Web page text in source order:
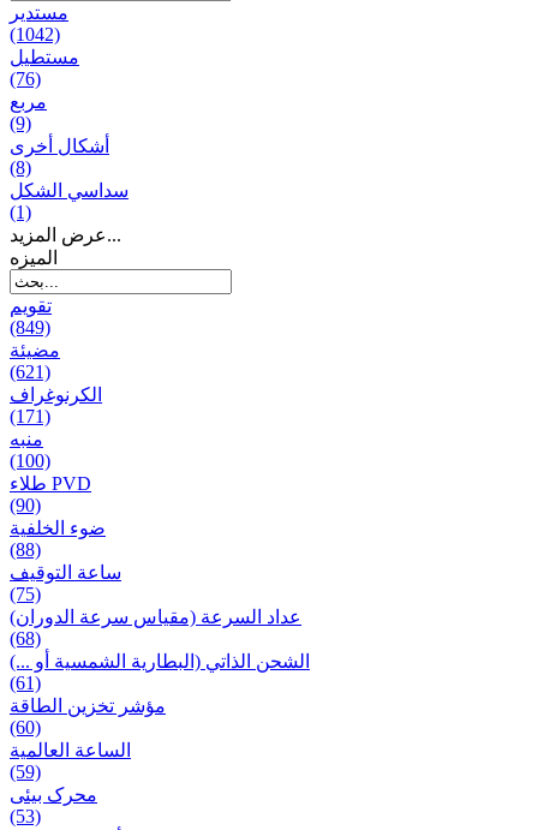
مستدير
(1042)
مستطيل
(76)
مربع
(9)
أشكال أخرى
(8)
سداسي الشكل
(1)
عرض المزيد...
المیزه
تقويم
(849)
مضيئة
(621)
الكرنوغراف
(171)
منبه
(100)
طلاء PVD
(90)
ضوء الخلفية
(88)
ساعة التوقيف
(75)
عداد السرعة (مقياس سرعة الدوران)
(68)
الشحن الذاتي (البطارية الشمسية أو ...)
(61)
مؤشر تخزين الطاقة
(60)
الساعة العالمية
(59)
محرک بیئی
(53)